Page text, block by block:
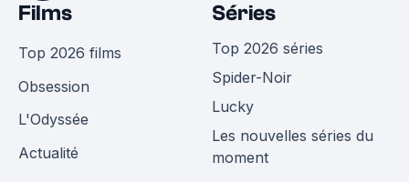
Films
Top 2026 films
Obsession
L'Odyssée
Actualité
Séries
Top 2026 séries
Spider-Noir
Lucky
Les nouvelles séries du
moment